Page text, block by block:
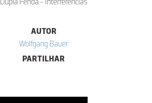
AUTOR
Wolfgang Bauer
PARTILHAR